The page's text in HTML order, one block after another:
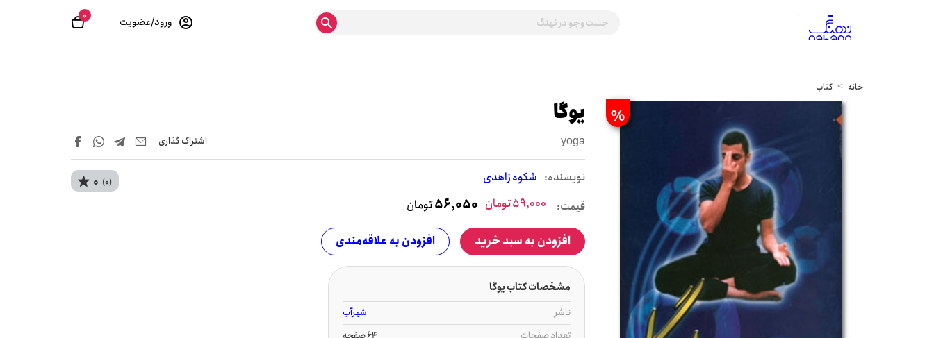
0 ورود/عضویت
خانه کتاب
% یوگا
yoga اشتراک‌ گذاری
نويسنده: شکوه زاهدی 0 (0)
قیمت: 59,000تومان 56,050تومان
افزودن به سبد خرید افزودن به علاقه‌مندی
مشخصات کتاب یوگا
ناشر
شهرآب